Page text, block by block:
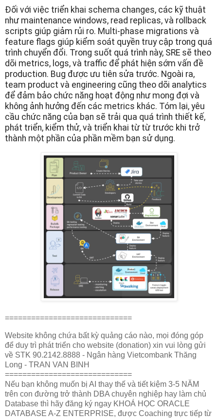
Đối với việc triển khai schema changes, các kỹ thuật
như maintenance windows, read replicas, và rollback
scripts giúp giảm rủi ro. Multi-phase migrations và
feature flags giúp kiểm soát quyền truy cập trong quá
trình chuyển đổi. Trong suốt quá trình này, SRE sẽ theo
dõi metrics, logs, và traffic để phát hiện sớm vấn đề
production. Bug được ưu tiên sửa trước. Ngoài ra,
team product và engineering cũng theo dõi analytics
để đảm bảo chức năng hoạt động như mong đợi và
không ảnh hưởng đến các metrics khác. Tóm lại, yêu
cầu chức năng của bạn sẽ trải qua quá trình thiết kế,
phát triển, kiểm thử, và triển khai từ từ trước khi trở
thành một phần của phần mềm bạn sử dụng.
=============================
Website không chứa bất kỳ quảng cáo nào, mọi đóng góp
để duy trì phát triển cho website (donation) xin vui lòng gửi
về STK 90.2142.8888 - Ngân hàng Vietcombank Thăng
Long - TRAN VAN BINH
=============================
Nếu bạn không muốn bị AI thay thế và tiết kiệm 3-5 NĂM
trên con đường trở thành DBA chuyên nghiệp hay làm chủ
Database thì hãy đăng ký ngay KHOÁ HỌC ORACLE
DATABASE A-Z ENTERPRISE, được Coaching trực tiếp từ